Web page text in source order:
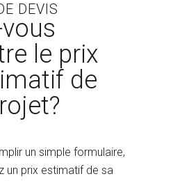
DEVIS
le prix
de
un simple formulaire,
un prix estimatif de sa